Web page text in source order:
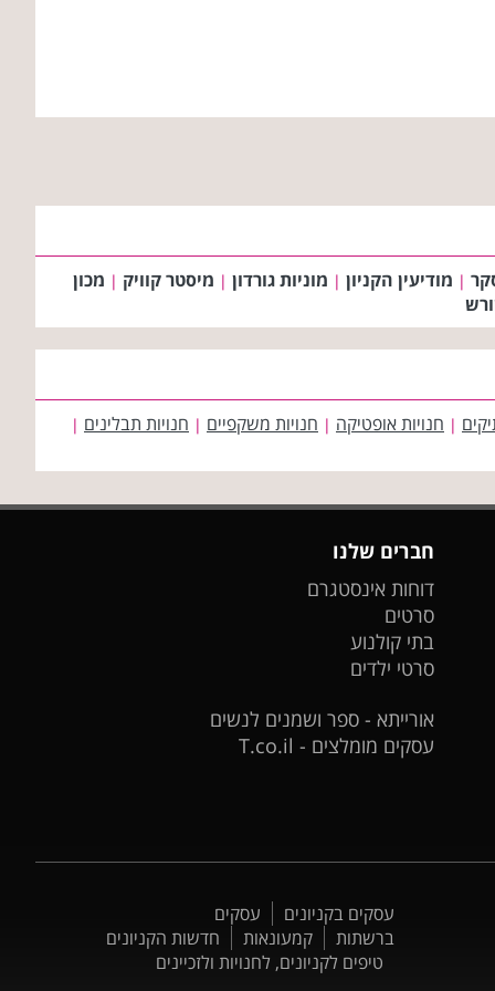
| מודיעין הקניון | מוניות גורדון | מיסטר קוויק | מכון
| חנויות אופטיקה | חנויות משקפיים | חנויות תבלינים |
חברים שלנו
דוחות אינסטגרם
סרטים
בתי קולנוע
סרטי ילדים
אורייתא - ספר ושמנים לנשים
עסקים מומלצים - T.co.il
עסקים בקניונים
עסקים
ברשתות
קמעונאות
חדשות הקניונים
טיפים לקניונים, לחנויות ולזכיינים